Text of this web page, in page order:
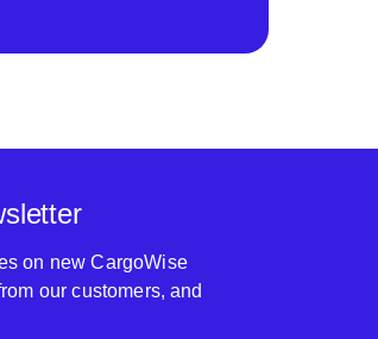
on new CargoWise
our customers, and